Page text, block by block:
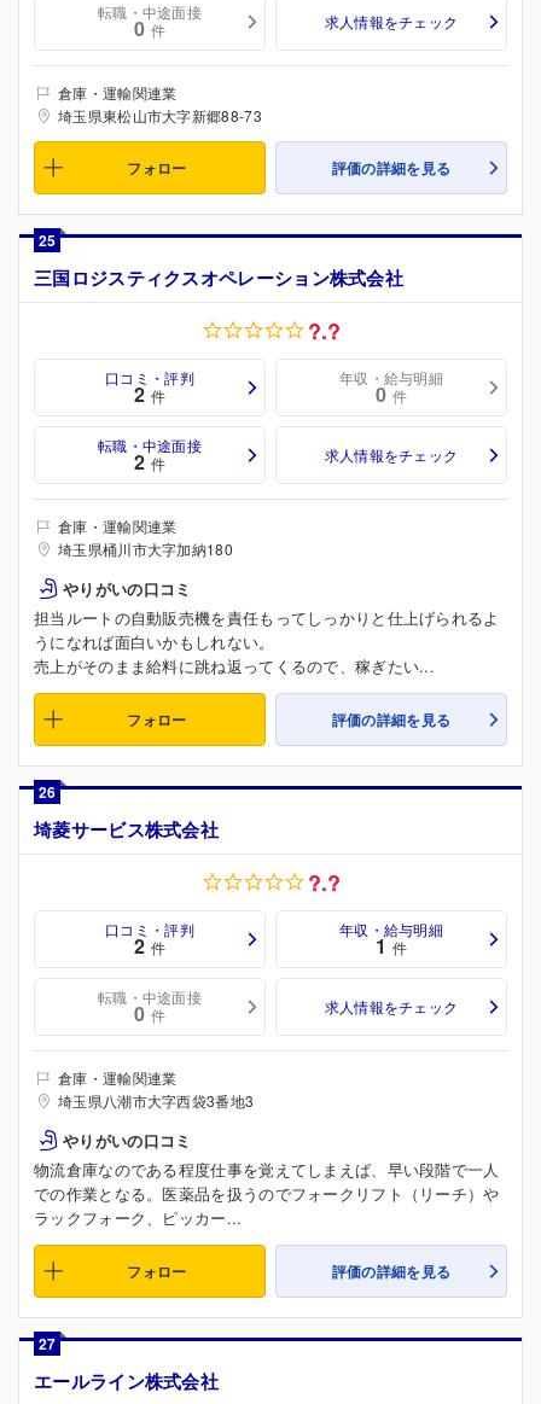
転職・中途面接
0 件 求人情報をチェック
倉庫・運輸関連業
埼玉県東松山市大字新郷88-73
フォロー 評価の詳細を見る
25
三国ロジスティクスオペレーション株式会社
?.?
口コミ・評判
2 件
年収・給与明細
0 件
転職・中途面接
2 件 求人情報をチェック
倉庫・運輸関連業
埼玉県桶川市大字加納180
やりがいの口コミ
担当ルートの自動販売機を責任もってしっかりと仕上げられるよ
うになれば面白いかもしれない。
売上がそのまま給料に跳ね返ってくるので、稼ぎたい...
フォロー 評価の詳細を見る
26
埼菱サービス株式会社
?.?
口コミ・評判
2 件
年収・給与明細
1 件
転職・中途面接
0 件 求人情報をチェック
倉庫・運輸関連業
埼玉県八潮市大字西袋3番地3
やりがいの口コミ
物流倉庫なのである程度仕事を覚えてしまえば、早い段階で一人
での作業となる。医薬品を扱うのでフォークリフト（リーチ）や
ラックフォーク、ピッカー...
フォロー 評価の詳細を見る
27
エールライン株式会社